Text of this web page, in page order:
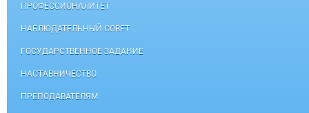
ПРОФЕССИОНАЛИТЕТ
НАБЛЮДАТЕЛЬНЫЙ СОВЕТ
ГОСУДАРСТВЕННОЕ ЗАДАНИЕ
НАСТАВНИЧЕСТВО
ПРЕПОДАВАТЕЛЯМ